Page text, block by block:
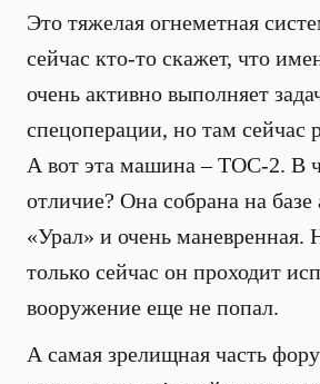
Это тяжелая огнеметная
сейчас кто-то скажет, что
очень активно выполняет
спецоперации, но там сейчас
А вот эта машина – ТОС-2. В
отличие? Она собрана на базе
«Урал» и очень маневренная.
только сейчас он проходит
вооружение еще не попал.
А самая зрелищная часть